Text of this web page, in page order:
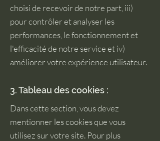
choisi de recevoir de notre part, iii)
pour contrôler et analyser les
performances, le fonctionnement et
l'efficacité de notre service et iv)
améliorer votre expérience utilisateur.
3. Tableau des cookies :
Dans cette section, vous devez
mentionner les cookies que vous
utilisez sur votre site. Pour plus